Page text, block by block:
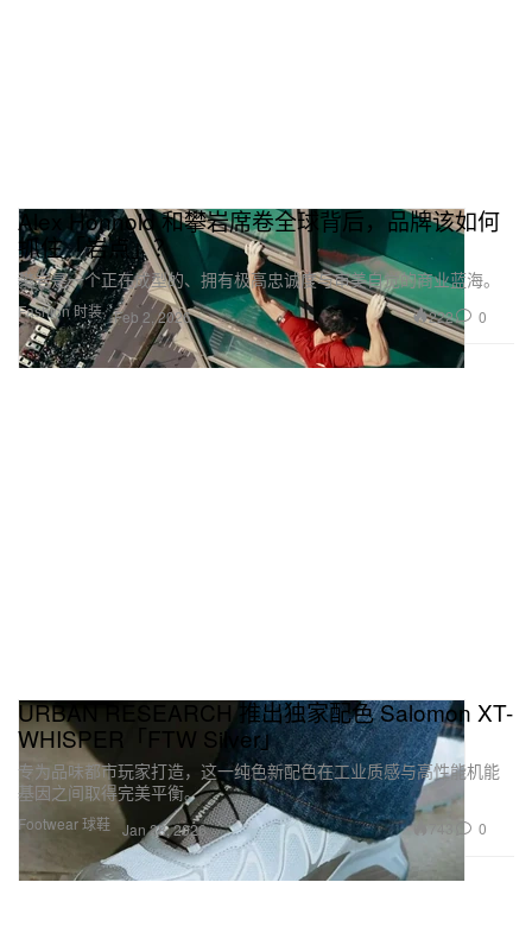
Fashion 时装
Alex Honnold 和攀岩席卷全球背后，品牌该如何
抓住「岩点」？
攀岩是一个正在成型的、拥有极高忠诚度与审美自觉的商业蓝海。
Feb 2, 2026 222 0
Footwear 球鞋
URBAN RESEARCH 推出独家配色 Salomon XT-
WHISPER「FTW Silver」
专为品味都市玩家打造，这一纯色新配色在工业质感与高性能机能
基因之间取得完美平衡。
Jan 28, 2026 743 0